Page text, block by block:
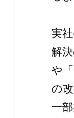
実
解
や
の
一部